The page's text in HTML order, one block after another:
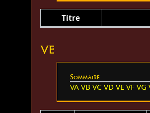
Titre
VE
Sommaire
VA VB VC VD VE VF VG